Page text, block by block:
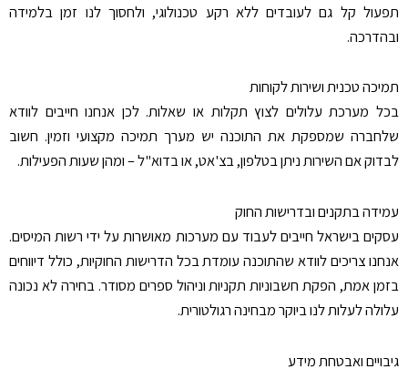
תפעול קל גם לעובדים ללא רקע טכנולוגי, ולחסוך לנו זמן בלמידה
ובהדרכה.
תמיכה טכנית ושירות לקוחות
בכל מערכת עלולים לצוץ תקלות או שאלות. לכן אנחנו חייבים לוודא
שלחברה שמספקת את התוכנה יש מערך תמיכה מקצועי וזמין. חשוב
לבדוק אם השירות ניתן בטלפון, בצ'אט, או בדוא"ל – ומהן שעות הפעילות.
עמידה בתקנים ובדרישות החוק
עסקים בישראל חייבים לעבוד עם מערכות מאושרות על ידי רשות המיסים.
אנחנו צריכים לוודא שהתוכנה עומדת בכל הדרישות החוקיות, כולל דיווחים
בזמן אמת, הפקת חשבוניות תקניות וניהול ספרים מסודר. בחירה לא נכונה
עלולה לעלות לנו ביוקר מבחינה רגולטורית.
גיבויים ואבטחת מידע